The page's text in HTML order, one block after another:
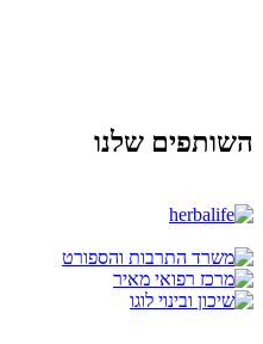
השותפים שלנו